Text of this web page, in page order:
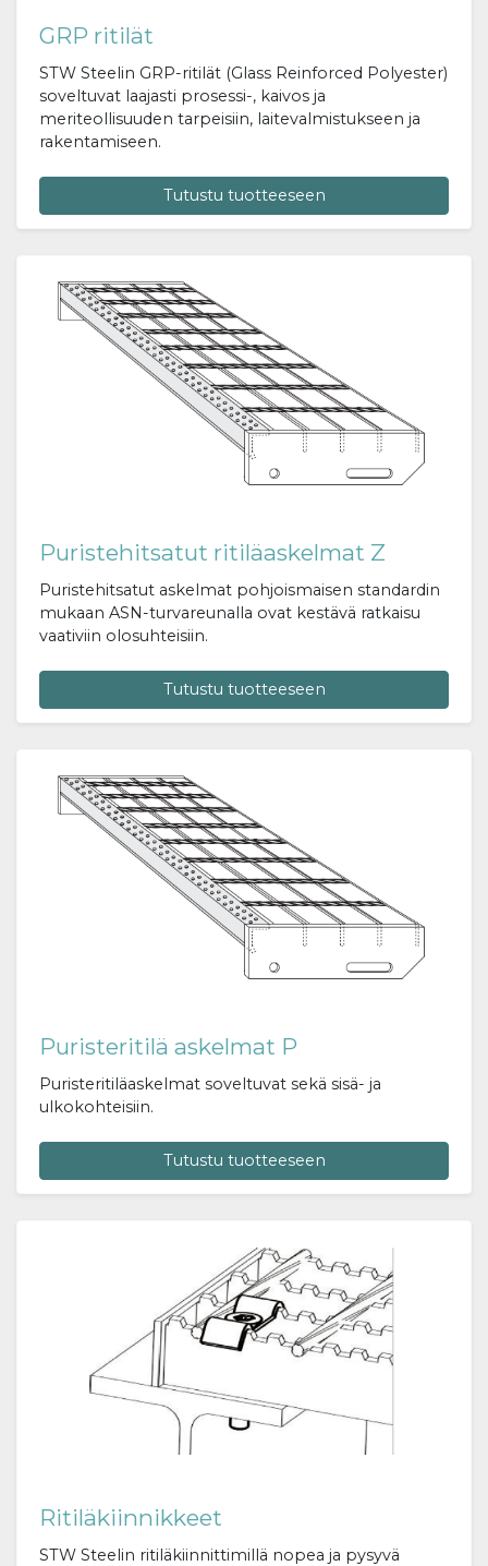
GRP ritilät
STW Steelin GRP-ritilät (Glass Reinforced Polyester)
soveltuvat laajasti prosessi-, kaivos ja
meriteollisuuden tarpeisiin, laitevalmistukseen ja
rakentamiseen.
Tutustu tuotteeseen
Puristehitsatut ritiläaskelmat Z
Puristehitsatut askelmat pohjoismaisen standardin
mukaan ASN-turvareunalla ovat kestävä ratkaisu
vaativiin olosuhteisiin.
Tutustu tuotteeseen
Puristeritilä askelmat P
Puristeritiläaskelmat soveltuvat sekä sisä- ja
ulkokohteisiin.
Tutustu tuotteeseen
Ritiläkiinnikkeet
STW Steelin ritiläkiinnittimillä nopea ja pysyvä